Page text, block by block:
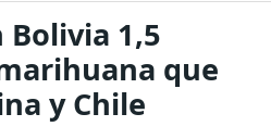
Bolivia 1,5
que
y Chile